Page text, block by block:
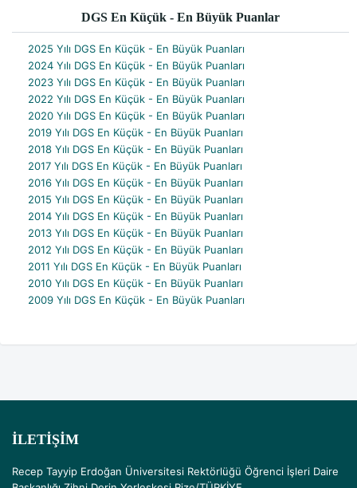
DGS En Küçük - En Büyük Puanlar
​2025 Yılı DGS En Küçük - En Büyük Puanları
​2024 Yılı DGS En Küçük - En Büyük Puanları
2023 Yılı DGS En Küçük - En Büyük Puanları
2022 Yılı DGS En Küçük - En Büyük Puanları
2020 Yılı DGS En Küçük - En Büyük Puanları
2019 Yılı DGS En Küçük - En Büyük Puanları
2018 Yılı DGS En Küçük - En Büyük Puanları
2017 Yılı DGS En Küçük - En Büyük Puanları
2016 Yılı DGS En Küçük - En Büyük Puanları
2015 Yılı DGS En Küçük - En Büyük Puanları
2014 Yılı DGS En Küçük - En Büyük Puanları
2013 Yılı DGS En Küçük - En Büyük Puanları
2012 Yılı DGS En Küçük - En Büyük Puanları
2011 Yılı DGS En Küçük - En Büyük Puanları
2010 Yılı DGS En Küçük - En Büyük Puanları
2009 Yılı DGS En Küçük - En Büyük Puanları
İLETIŞIM
Recep Tayyip Erdoğan Üniversitesi Rektörlüğü Öğrenci İşleri Daire